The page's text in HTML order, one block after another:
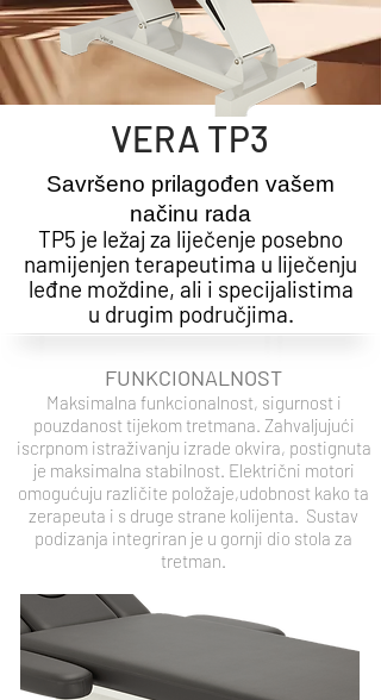
VERA TP3
Savršeno prilagođen vašem
načinu rada
TP5 je ležaj za liječenje posebno
namijenjen terapeutima u liječenju
leđne moždine, ali i specijalistima
u drugim područjima.
FUNKCIONALNOST
Maksimalna funkcionalnost, sigurnost i
pouzdanost tijekom tretmana. Zahvaljujući
iscrpnom istraživanju izrade okvira, postignuta
je maksimalna stabilnost. Električni motori
omogućuju različite položaje,udobnost kako ta
zerapeuta i s druge strane kolijenta. Sustav
podizanja integriran je u gornji dio stola za
tretman.